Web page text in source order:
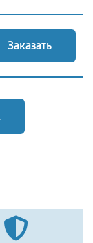
Заказать